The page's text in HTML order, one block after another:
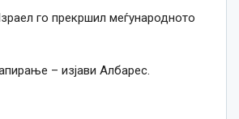
го прекршил меѓународното
– изјави Албарес.